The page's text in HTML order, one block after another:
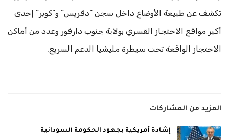
تكشف عن طبيعة الأوضاع داخل سجن “دقريس” و”كوبر” إحدى
أكبر مواقع الاحتجاز القسري بولاية جنوب دارفور وعدد من أماكن
الاحتجاز الواقعة تحت سيطرة مليشيا الدعم السريع.
المزيد من المشاركات
إشادة أمريكية بجهود الحكومة السودانية